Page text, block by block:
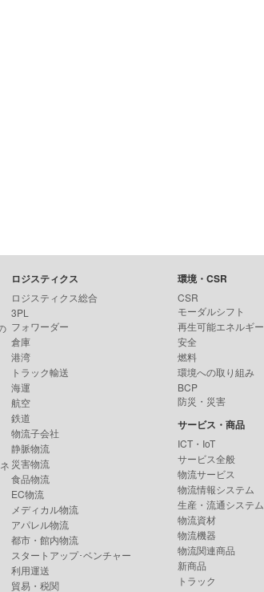
ロジスティクス
ロジスティクス総合
3PL
フォワーダー
倉庫
港湾
トラック輸送
海運
航空
鉄道
物流子会社
静脈物流
災害物流
食品物流
EC物流
メディカル物流
アパレル物流
都市・館内物流
スタートアップ･ベンチャー
利用運送
貿易・税関
環境・CSR
CSR
モーダルシフト
再生可能エネルギー
安全
燃料
環境への取り組み
BCP
防災・災害
サービス・商品
ICT・IoT
サービス全般
物流サービス
物流情報システム
生産・流通システム
物流資材
物流機器
物流関連商品
新商品
トラック